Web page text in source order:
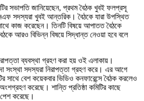
সভাপতি জানিয়েছেন, প্রথম বৈঠক খুবই ফলপ্রসূ
সদস্যরা খুবই আন্তরিক। বৈঠকে যারা উপস্থিত
কাজ করেছেন। তিনটি বিষয়ে আপাতত বৈঠকে
আরও বিভিন্ন বিষয়ে সিদ্ধান্ত নেওয়া হবে বলে
ব্যবস্থা গ্রহণ করা হয় ওই এলাকায়।
সংস্থা সদস্যরা নিরাপত্তা গ্রহণ করে। এর আগে
সাথে বেশ কয়েকবার ভিডিও কনফারেন্সে বৈঠক করলেও
করেছে। শান্তি প্রতিষ্ঠা কমিটির কাছে
করেছে।